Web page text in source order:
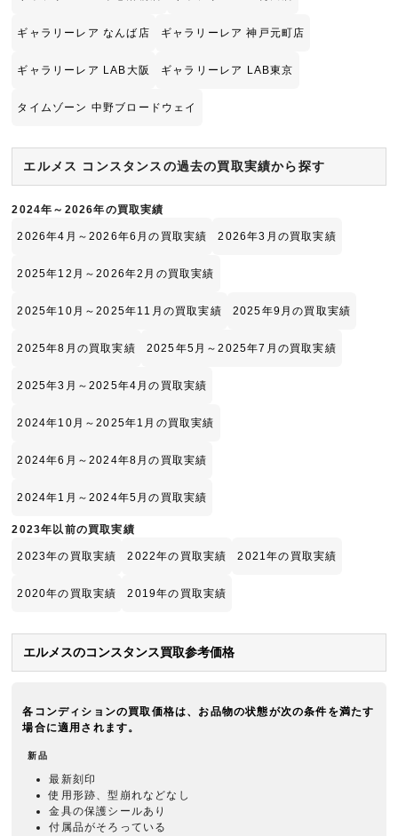
ギャラリーレア なんば店 ギャラリーレア 神戸元町店
ギャラリーレア LAB大阪 ギャラリーレア LAB東京
タイムゾーン 中野ブロードウェイ
エルメス コンスタンスの過去の買取実績から探す
2024年～2026年の買取実績
2026年4月～2026年6月の買取実績 2026年3月の買取実績
2025年12月～2026年2月の買取実績
2025年10月～2025年11月の買取実績 2025年9月の買取実績
2025年8月の買取実績 2025年5月～2025年7月の買取実績
2025年3月～2025年4月の買取実績
2024年10月～2025年1月の買取実績
2024年6月～2024年8月の買取実績
2024年1月～2024年5月の買取実績
2023年以前の買取実績
2023年の買取実績 2022年の買取実績 2021年の買取実績
2020年の買取実績 2019年の買取実績
エルメスのコンスタンス買取参考価格
各コンディションの買取価格は、お品物の状態が次の条件を満たす
場合に適用されます。
新品
最新刻印
使用形跡、型崩れなどなし
金具の保護シールあり
付属品がそろっている